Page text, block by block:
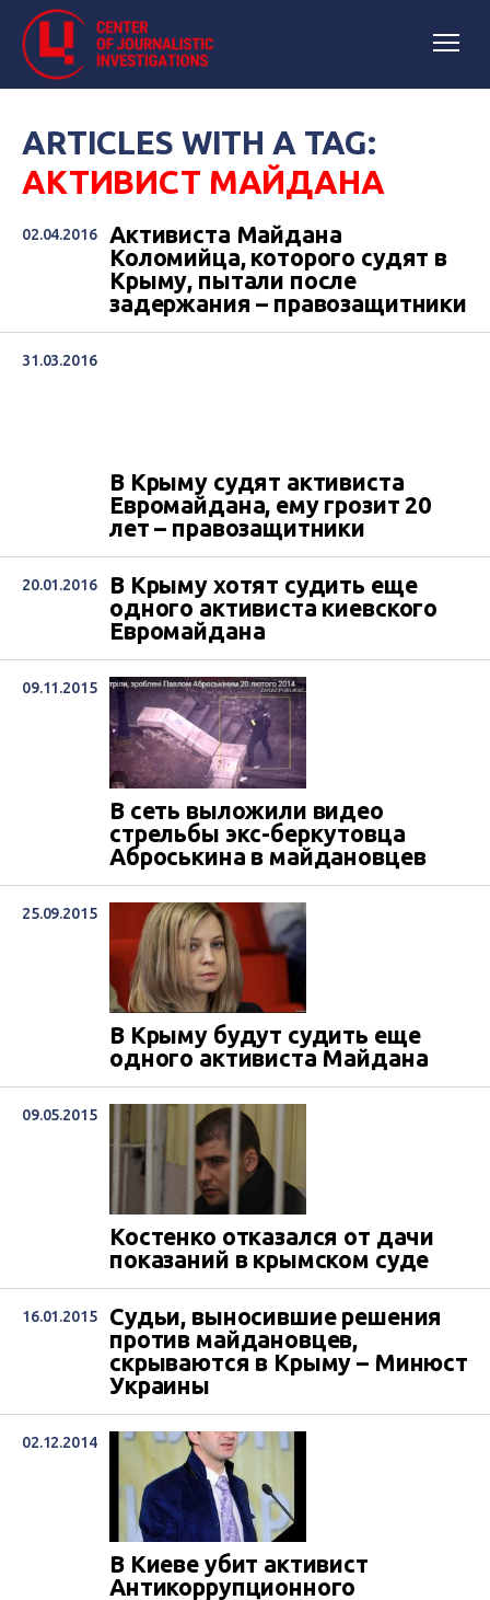
ARTICLES WITH A TAG:
АКТИВИСТ МАЙДАНА
02.04.2016
Активиста Майдана
Коломийца, которого судят в
Крыму, пытали после
задержания – правозащитники
31.03.2016
В Крыму судят активиста
Евромайдана, ему грозит 20
лет – правозащитники
20.01.2016
В Крыму хотят судить еще
одного активиста киевского
Евромайдана
09.11.2015
В сеть выложили видео
стрельбы экс-беркутовца
Аброськина в майдановцев
25.09.2015
В Крыму будут судить еще
одного активиста Майдана
09.05.2015
Костенко отказался от дачи
показаний в крымском суде
16.01.2015
Судьи, выносившие решения
против майдановцев,
скрываются в Крыму – Минюст
Украины
02.12.2014
В Киеве убит активист
Антикоррупционного